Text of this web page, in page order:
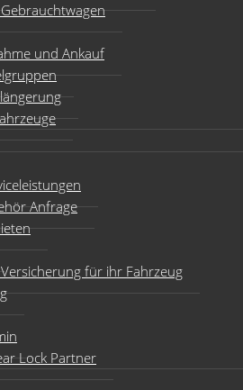
und Ankauf
Anfrage
für ihr Fahrzeug
Lock Partner